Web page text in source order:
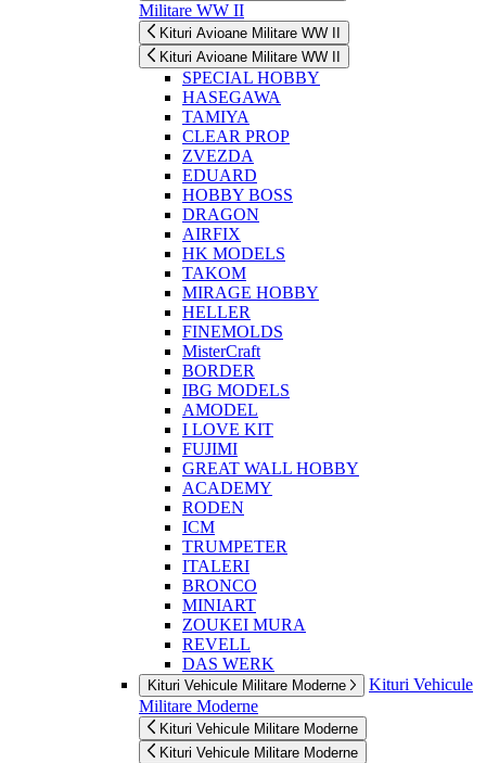
Militare WW II
Kituri Avioane Militare WW II
Kituri Avioane Militare WW II
SPECIAL HOBBY
HASEGAWA
TAMIYA
CLEAR PROP
ZVEZDA
EDUARD
HOBBY BOSS
DRAGON
AIRFIX
HK MODELS
TAKOM
MIRAGE HOBBY
HELLER
FINEMOLDS
MisterCraft
BORDER
IBG MODELS
AMODEL
I LOVE KIT
FUJIMI
GREAT WALL HOBBY
ACADEMY
RODEN
ICM
TRUMPETER
ITALERI
BRONCO
MINIART
ZOUKEI MURA
REVELL
DAS WERK
Kituri Vehicule Militare Moderne
Kituri Vehicule
Militare Moderne
Kituri Vehicule Militare Moderne
Kituri Vehicule Militare Moderne